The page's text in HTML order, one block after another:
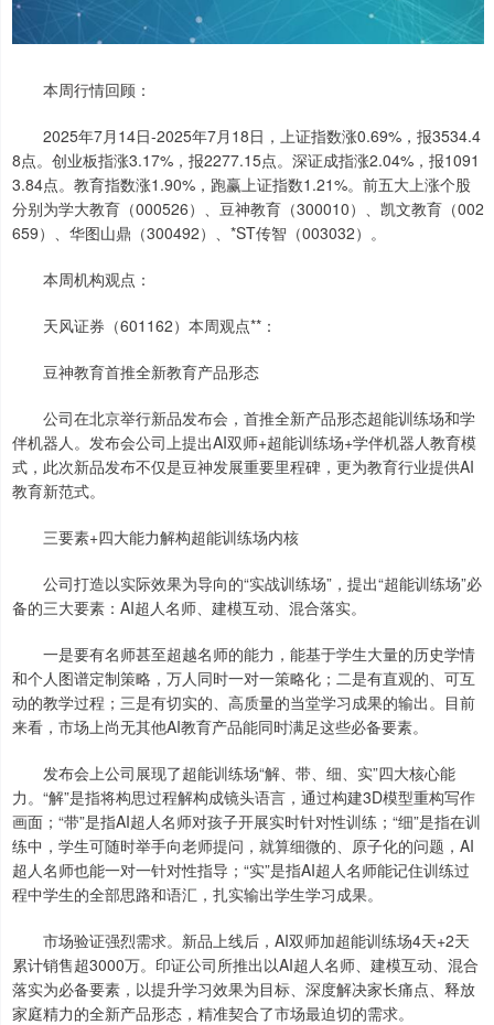
本周行情回顾：
2025年7月14日-2025年7月18日，上证指数涨0.69%，报3534.4
8点。创业板指涨3.17%，报2277.15点。深证成指涨2.04%，报1091
3.84点。教育指数涨1.90%，跑赢上证指数1.21%。前五大上涨个股
分别为学大教育（000526）、豆神教育（300010）、凯文教育（002
659）、华图山鼎（300492）、*ST传智（003032）。
本周机构观点：
天风证券（601162）本周观点**：
豆神教育首推全新教育产品形态
公司在北京举行新品发布会，首推全新产品形态超能训练场和学
伴机器人。发布会公司上提出AI双师+超能训练场+学伴机器人教育模
式，此次新品发布不仅是豆神发展重要里程碑，更为教育行业提供AI
教育新范式。
三要素+四大能力解构超能训练场内核
公司打造以实际效果为导向的“实战训练场”，提出“超能训练场”必
备的三大要素：AI超人名师、建模互动、混合落实。
一是要有名师甚至超越名师的能力，能基于学生大量的历史学情
和个人图谱定制策略，万人同时一对一策略化；二是有直观的、可互
动的教学过程；三是有切实的、高质量的当堂学习成果的输出。目前
来看，市场上尚无其他AI教育产品能同时满足这些必备要素。
发布会上公司展现了超能训练场“解、带、细、实”四大核心能
力。“解”是指将构思过程解构成镜头语言，通过构建3D模型重构写作
画面；“带”是指AI超人名师对孩子开展实时针对性训练；“细”是指在训
练中，学生可随时举手向老师提问，就算细微的、原子化的问题，AI
超人名师也能一对一针对性指导；“实”是指AI超人名师能记住训练过
程中学生的全部思路和语汇，扎实输出学生学习成果。
市场验证强烈需求。新品上线后，AI双师加超能训练场4天+2天
累计销售超3000万。印证公司所推出以AI超人名师、建模互动、混合
落实为必备要素，以提升学习效果为目标、深度解决家长痛点、释放
家庭精力的全新产品形态，精准契合了市场最迫切的需求。